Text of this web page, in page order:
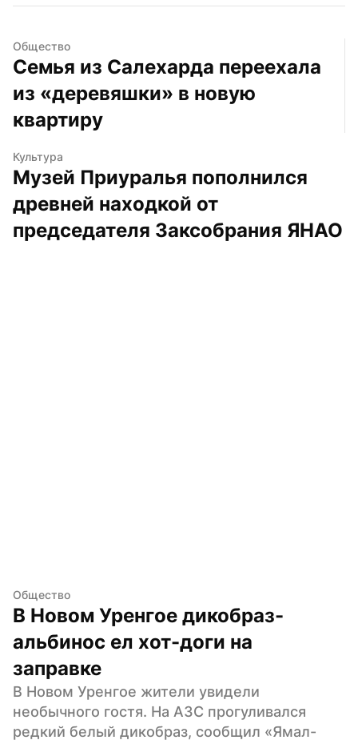
Общество
Семья из Салехарда переехала
из «деревяшки» в новую
квартиру
Культура
Музей Приуралья пополнился
древней находкой от
председателя Заксобрания ЯНАО
Общество
В Новом Уренгое дикобраз-
альбинос ел хот-доги на
заправке
В Новом Уренгое жители увидели
необычного гостя. На АЗС прогуливался
редкий белый дикобраз, сообщил «Ямал-